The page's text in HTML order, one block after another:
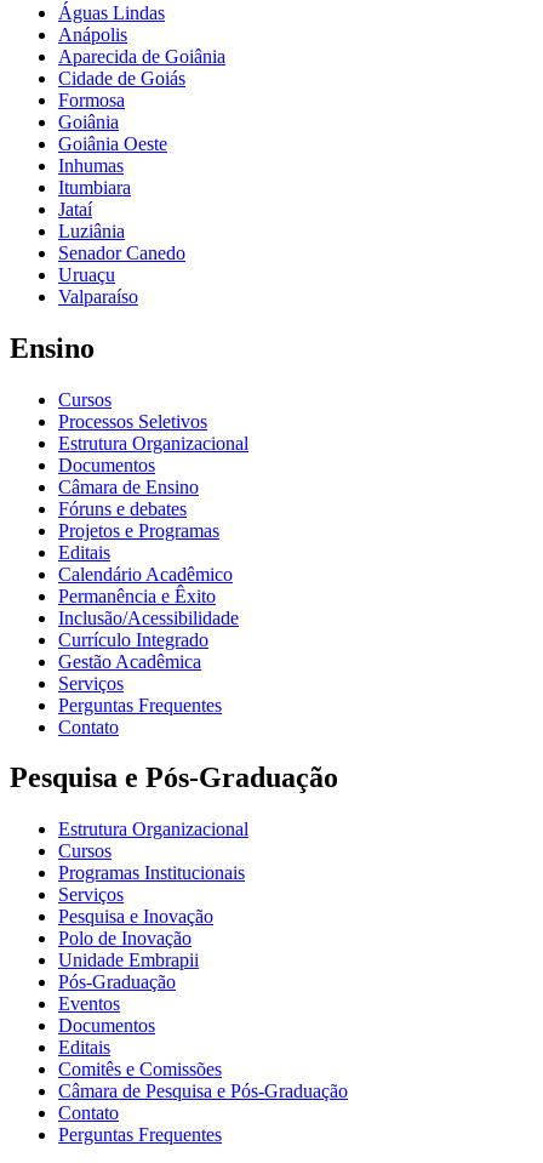
Águas Lindas
Anápolis
Aparecida de Goiânia
Cidade de Goiás
Formosa
Goiânia
Goiânia Oeste
Inhumas
Itumbiara
Jataí
Luziânia
Senador Canedo
Uruaçu
Valparaíso
Ensino
Cursos
Processos Seletivos
Estrutura Organizacional
Documentos
Câmara de Ensino
Fóruns e debates
Projetos e Programas
Editais
Calendário Acadêmico
Permanência e Êxito
Inclusão/Acessibilidade
Currículo Integrado
Gestão Acadêmica
Serviços
Perguntas Frequentes
Contato
Pesquisa e Pós-Graduação
Estrutura Organizacional
Cursos
Programas Institucionais
Serviços
Pesquisa e Inovação
Polo de Inovação
Unidade Embrapii
Pós-Graduação
Eventos
Documentos
Editais
Comitês e Comissões
Câmara de Pesquisa e Pós-Graduação
Contato
Perguntas Frequentes